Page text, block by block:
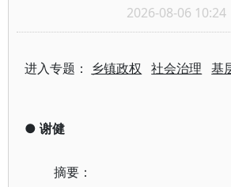
2026-08-06 10:24
进入专题： 乡镇政权 社会治理 基
● 谢健
摘要：